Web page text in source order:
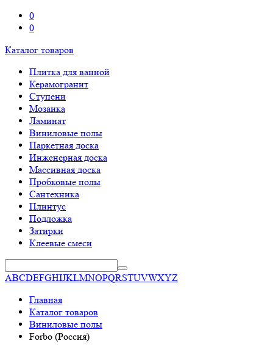
0
0
Каталог товаров
Плитка для ванной
Керамогранит
Ступени
Мозаика
Ламинат
Виниловые полы
Паркетная доска
Инженерная доска
Массивная доска
Пробковые полы
Сантехника
Плинтус
Подложка
Затирки
Клеевые смеси
ABCDEFGHIJKLMNOPQRSTUVWXYZ
Главная
Каталог товаров
Виниловые полы
Forbo (Россия)